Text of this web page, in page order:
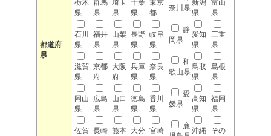
都道府
県
栃木
県
群馬
県
埼玉
県
千葉
県
東京
都
奈川県
新潟
県
富山
県
石川
県
福井
県
山梨
県
長野
県
岐阜
県
静
岡県
愛知
県
三重
県
滋賀
県
京都
府
大阪
府
兵庫
県
奈良
県
和
歌山県
鳥取
県
島根
県
岡山
県
広島
県
山口
県
徳島
県
香川
県
愛
媛県
高知
県
福岡
県
佐賀 長崎 熊本 大分 宮崎
鹿
沖縄
その